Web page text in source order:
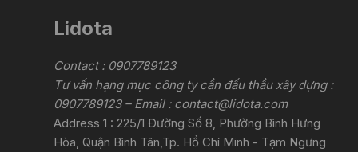
Lidota
Contact : 0907789123
Tư vấn hạng mục công ty cần đấu thầu xây dựng :
0907789123 – Email : contact@lidota.com
Address 1 : 225/1 Đường Số 8, Phường Bình Hưng
Hòa, Quận Bình Tân,Tp. Hồ Chí Minh - Tạm Ngưng